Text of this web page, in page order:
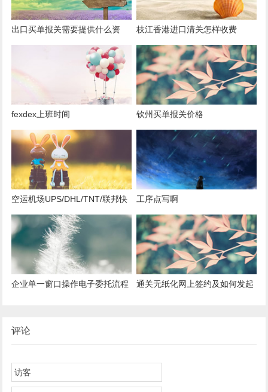
出口买单报关需要提供什么资
枝江香港进口清关怎样收费
fexdex上班时间 钦州买单报关价格
空运机场UPS/DHL/TNT/联邦快
递FEDEX报关
工序点写啊
企业单一窗口操作电子委托流程
通关无纸化网上签约及如何发起
评论